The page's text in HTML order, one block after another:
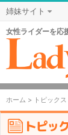
姉妹サイト
女性ライダーを応
ホーム > トピックス
トピッ